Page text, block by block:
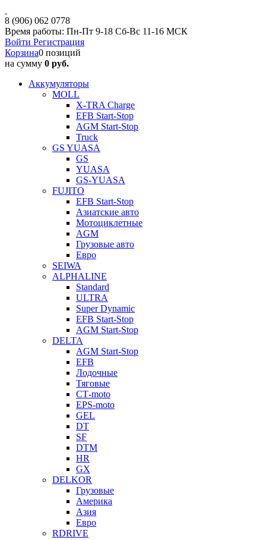
8 (906) 062 0778
Время работы: Пн-Пт 9-18 Сб-Вс 11-16 МСК
Войти Регистрация
Корзина0 позиций
на сумму 0 руб.
Аккумуляторы
MOLL
X-TRA Charge
EFB Start-Stop
AGM Start-Stop
Truck
GS YUASA
GS
YUASA
GS-YUASA
FUJITO
EFB Start-Stop
Азиатские авто
Мотоциклетные
AGM
Грузовые авто
Евро
SEIWA
ALPHALINE
Standard
ULTRA
Super Dynamic
EFB Start-Stop
AGM Start-Stop
DELTA
AGM Start-Stop
EFB
Лодочные
Тяговые
СТ-moto
EPS-moto
GEL
DT
SF
DTM
HR
GX
DELKOR
Грузовые
Америка
Азия
Евро
RDRIVE